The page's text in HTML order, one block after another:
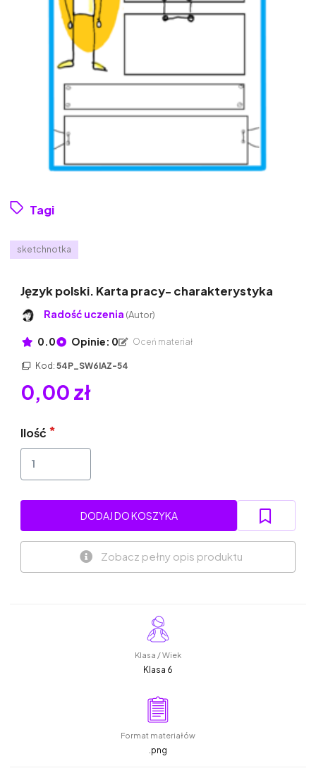
Tagi
sketchnotka
Język polski. Karta pracy- charakterystyka
Radość uczenia (Autor)
0.0 Opinie: 0 Oceń materiał
Kod: 54P_SW6IAZ-54
0,00 zł
Ilość
DODAJ DO KOSZYKA
Zobacz pełny opis produktu
Klasa / Wiek
Klasa 6
Format materiałów
.png